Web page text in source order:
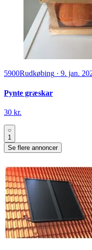
5900Rudkøbing · 9. jan.
Pynte græskar
30 kr.
1
Se flere annoncer